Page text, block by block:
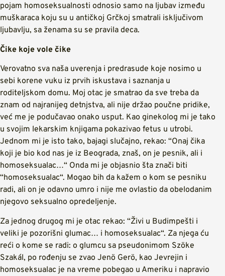
pojam homoseksualnosti odnosio samo na ljubav između
muškaraca koju su u antičkoj Grčkoj smatrali isključivom
ljubavlju, sa ženama su se pravila deca.
Čike koje vole čike
Verovatno sva naša uverenja i predrasude koje nosimo u
sebi korene vuku iz prvih iskustava i saznanja u
roditeljskom domu. Moj otac je smatrao da sve treba da
znam od najranijeg detnjstva, ali nije držao poučne pridike,
već me je podučavao onako usput. Kao ginekolog mi je tako
u svojim lekarskim knjigama pokazivao fetus u utrobi.
Jednom mi je isto tako, bajagi slučajno, rekao: “Onaj čika
koji je bio kod nas je iz Beograda, znaš, on je pesnik, ali i
homoseksualac…“ Onda mi je objasnio šta znači biti
“homoseksualac“. Mogao bih da kažem o kom se pesniku
radi, ali on je odavno umro i nije me ovlastio da obelodanim
njegovo seksualno opredeljenje.
Za jednog drugog mi je otac rekao: “Živi u Budimpešti i
veliki je pozorišni glumac… i homoseksualac“. Za njega ću
reći o kome se radi: o glumcu sa pseudonimom Szöke
Szakál, po rođenju se zvao Jenö Gerö, kao Jevrejin i
homoseksualac je na vreme pobegao u Ameriku i napravio